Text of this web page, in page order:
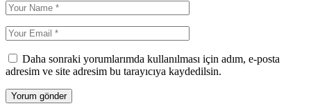
Daha sonraki yorumlarımda kullanılması için adım, e-posta
adresim ve site adresim bu tarayıcıya kaydedilsin.